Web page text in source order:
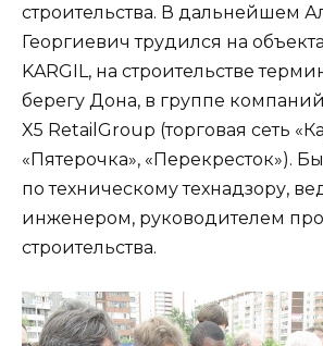
строительства. В дальнейшем
Георгиевич трудился на
KARGIL, на строительстве
берегу Дона, в группе
X5 RetailGroup (торговая сеть
«Пятерочка», «Перекресток»).
по техническому технадзору,
инженером, руководителем
строительства.